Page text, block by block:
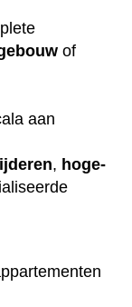
of
aan
, hoge-